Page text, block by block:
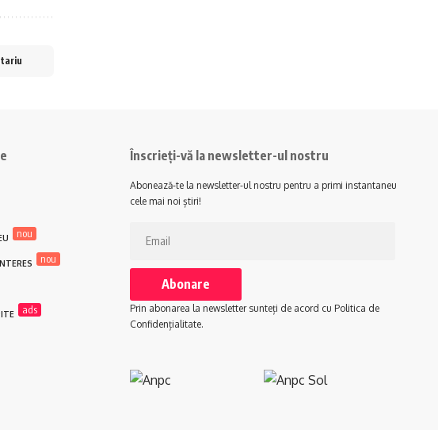
nou
nou
ads
Înscrieți-vă la newsletter-ul nostru
Abonează-te la newsletter-ul nostru pentru a primi instantaneu
cele mai noi știri!
Prin abonarea la newsletter sunteți de acord cu Politica de
Confidențialitate.